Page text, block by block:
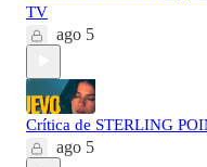
TV
ago 5
Crítica de STERLING
ago 5